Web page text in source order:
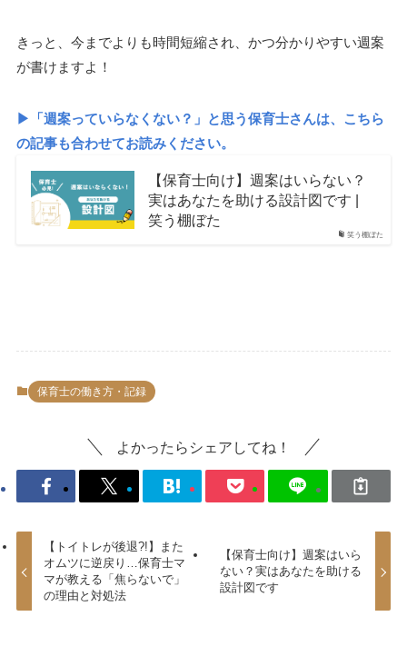
きっと、今までよりも時間短縮され、かつ分かりやすい週案
が書けますよ！
▶「週案っていらなくない？」と思う保育士さんは、こちら
の記事も合わせてお読みください。
笑う棚ぼた
【保育士向け】週案はいらない？
実はあなたを助ける設計図です |
笑う棚ぼた
保育士の働き方・記録
よかったらシェアしてね！
【トイトレが後退?!】また
オムツに逆戻り…保育士マ
マが教える「焦らないで」
の理由と対処法
【保育士向け】週案はいら
ない？実はあなたを助ける
設計図です